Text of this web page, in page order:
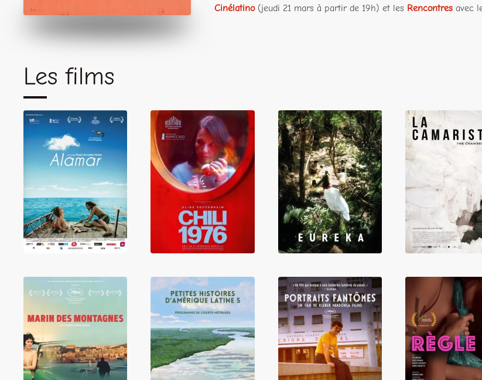
Cinélatino(jeudi 21 mars à partir de 19h) et les Rencontres avec
Les films
Chili 1976 Eureka La Camarista
Marin des
montagnes
Petites Histoires
d'Amérique
Latine 5
Portraits
fantômes
Règle 34